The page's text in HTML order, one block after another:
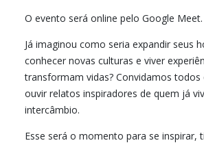
O evento será online pelo Google Meet.
Já imaginou como seria expandir seus
conhecer novas culturas e viver
transformam vidas? Convidamos todos
ouvir relatos inspiradores de quem já
intercâmbio.
Esse será o momento para se inspirar,